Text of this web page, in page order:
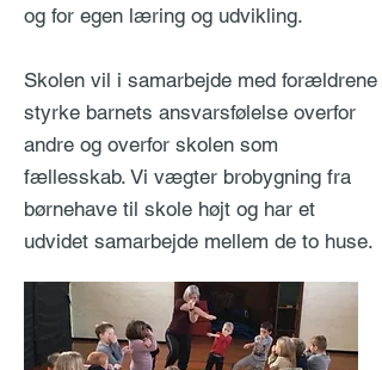
og for egen læring og udvikling.
Skolen vil i samarbejde med forældrene
styrke barnets ansvarsfølelse overfor
andre og overfor skolen som
fællesskab. Vi vægter brobygning fra
børnehave til skole højt og har et
udvidet samarbejde mellem de to huse.